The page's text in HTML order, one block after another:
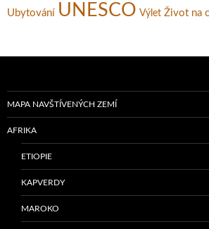
Ubytování UNESCO Výlet Život na
MAPA NAVŠTÍVENÝCH ZEMÍ
AFRIKA
ETIOPIE
KAPVERDY
MAROKO